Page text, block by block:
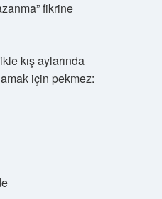
fikrine
kış aylarında
için pekmez: